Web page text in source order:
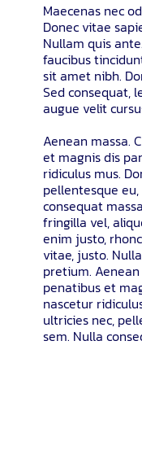
Maecenas nec
Donec vitae
Nullam quis
faucibus
sit amet nibh.
Sed consequat,
augue velit
Aenean massa.
et magnis dis
ridiculus mus.
pellentesque
consequat
fringilla vel,
enim justo,
vitae, justo.
pretium.
penatibus et
nascetur
ultricies nec,
sem. Nulla